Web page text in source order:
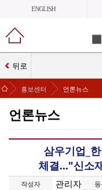
ENGLISH
뒤로
>홍보센터 언론뉴스
언론뉴스
삼우기업_
체결..."신소
작성자 관리자 등